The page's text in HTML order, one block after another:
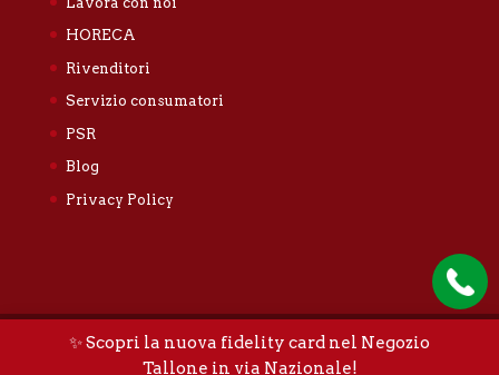
HORECA
Rivenditori
Servizio consumatori
PSR
Blog
Privacy Policy
Tallone Luigi & Figli S.n.c. |Privacy policy|Cookie
Sitemap |Credits|Whistleblowing
✨ Scopri la nuova fidelity card nel Negozio
Tallone in via Nazionale!